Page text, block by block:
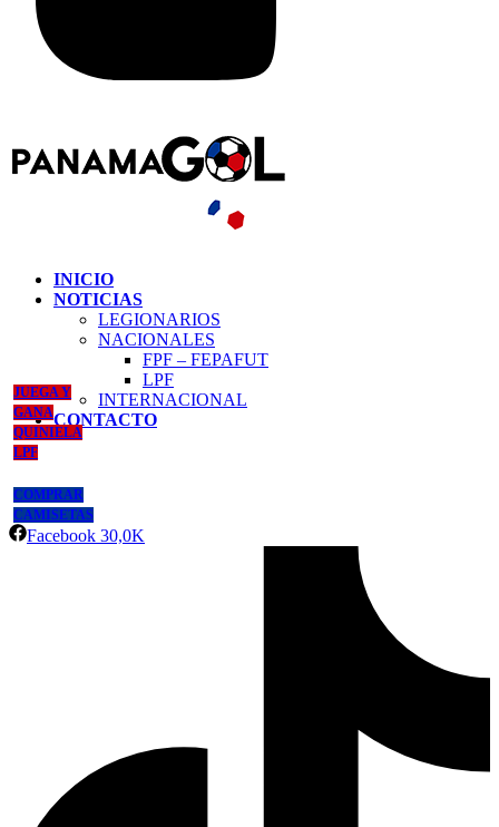
INICIO
NOTICIAS
LEGIONARIOS
NACIONALES
FPF – FEPAFUT
LPF
INTERNACIONAL
CONTACTO
JUEGA Y
GANA
QUINIELA
LPF
COMPRAR
CAMISETAS
Facebook 30,0K